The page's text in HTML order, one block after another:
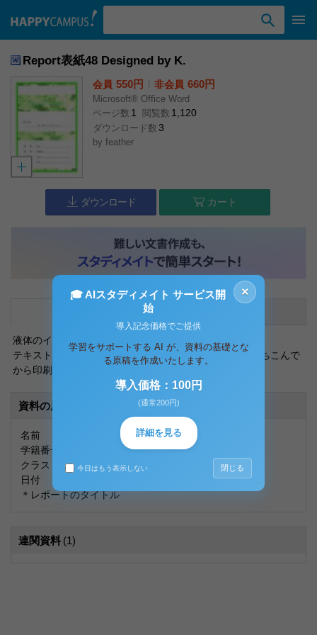
Report表紙48 Designed by K.
会員 550円 非会員 660円
Microsoft® Office Word
ページ数 1 閲覧数 1,120
ダウンロード数 3
by feather
ダウンロード カート
液体のイメージのレポート表紙、色違いもあります。
テキストボックスもキチンと配置してありますので、打ちこんで
から印刷もできます。
資料の原本内容
名前
学籍番号
クラス
日付
＊レポートのタイトル
連関資料 (1)
×
🎓 AIスタディメイト サービス開
始
導入記念価格でご提供
学習をサポートする AI が、資料の基礎とな
る原稿を作成いたします。
導入価格：100円
(通常200円)
詳細を見る
今日はもう表示しない 閉じる